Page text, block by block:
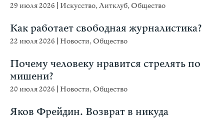
29 июля 2026 Искусство,Литклуб,Общество
Как работает свободная журналистика?
22 июля 2026 Новости,Общество
Почему человеку нравится стрелять по
мишени?
20 июля 2026 Новости,Общество
Яков Фрейдин. Возврат в никуда